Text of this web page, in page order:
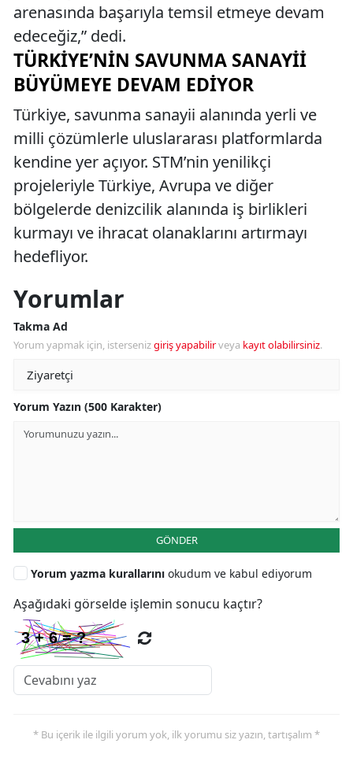
arenasında başarıyla temsil etmeye devam
edeceğiz,” dedi.
TÜRKIYE’NIN SAVUNMA SANAYII
BÜYÜMEYE DEVAM EDIYOR
Türkiye, savunma sanayii alanında yerli ve
milli çözümlerle uluslararası platformlarda
kendine yer açıyor. STM’nin yenilikçi
projeleriyle Türkiye, Avrupa ve diğer
bölgelerde denizcilik alanında iş birlikleri
kurmayı ve ihracat olanaklarını artırmayı
hedefliyor.
Yorumlar
Takma Ad
Yorum yapmak için, istersenizgiriş yapabilirveya kayıt olabilirsiniz.
Yorum Yazın (500 Karakter)
GÖNDER
Yorum yazma kurallarını okudum ve kabul ediyorum
Aşağıdaki görselde işlemin sonucu kaçtır?
* Bu içerik ile ilgili yorum yok, ilk yorumu siz yazın, tartışalım *